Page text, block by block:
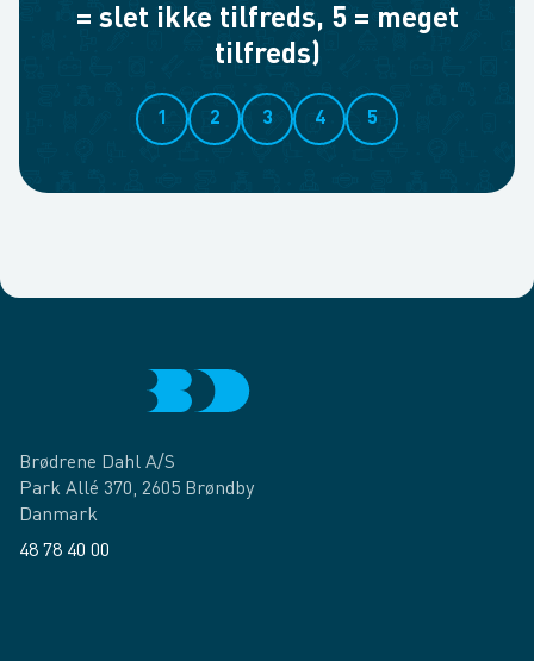
= slet ikke tilfreds, 5 = meget
tilfreds)
1 2 3 4 5
Brødrene Dahl A/S
Park Allé 370, 2605 Brøndby
Danmark
48 78 40 00